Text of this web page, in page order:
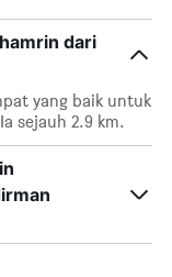
dari
yang baik untuk
sejauh 2.9 km.